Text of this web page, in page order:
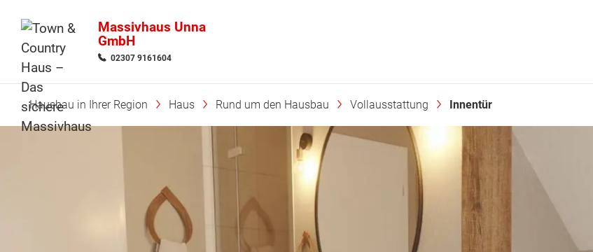
Massivhaus Unna
GmbH
02307 9161604
Hausbau in Ihrer Region Haus Rund um den Hausbau Vollausstattung Innentür